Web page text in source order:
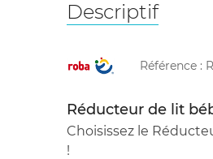
Descriptif
Référence :
Réducteur de lit
Choisissez le
!